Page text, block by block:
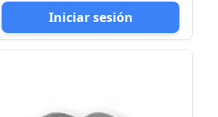
Iniciar sesión